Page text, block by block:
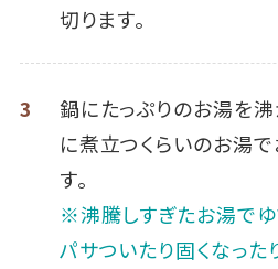
切ります。
3
鍋にたっぷりのお湯を沸
に煮立つくらいのお湯
す。
※沸騰しすぎたお湯でゆ
パサついたり固くなった